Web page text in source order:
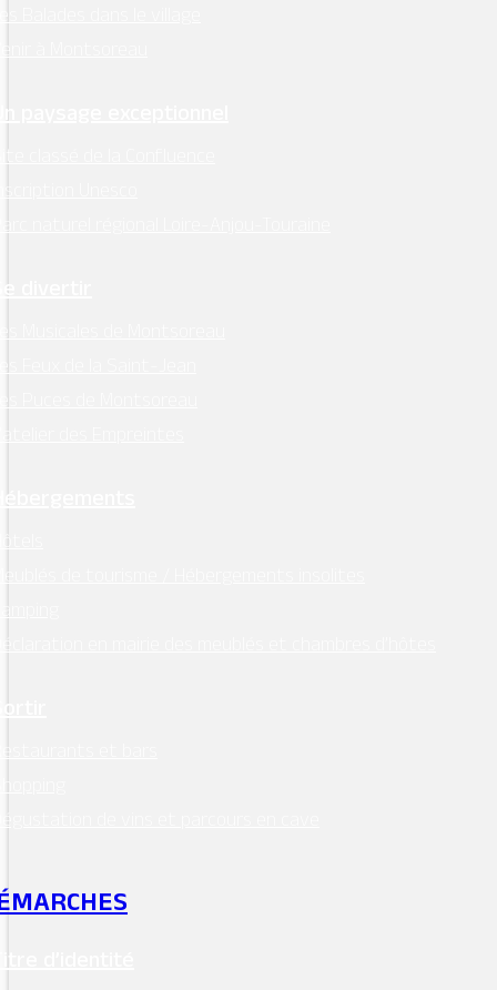
Balades dans le village
à Montsoreau
paysage exceptionnel
classé de la Confluence
Unesco
naturel régional Loire-Anjou-Touraine
divertir
Musicales de Montsoreau
Feux de la Saint-Jean
Puces de Montsoreau
des Empreintes
de tourisme / Hébergements insolites
en mairie des meublés et chambres d’hôtes
et bars
de vins et parcours en cave
d’identité